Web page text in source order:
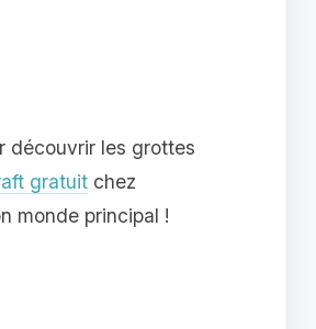
découvrir les grottes
gratuitchez
monde principal !